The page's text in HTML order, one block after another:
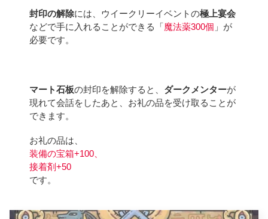
封印の解除には、ウイークリーイベントの極上宴会
などで手に入れることができる「魔法薬300個 」が
必要です。
マート石板の封印を解除すると、 ダークメンターが
現れて会話をしたあと、お礼の品を受け取ることが
できます。
お礼の品は、
装備の宝箱+100、
接着剤+50
です。